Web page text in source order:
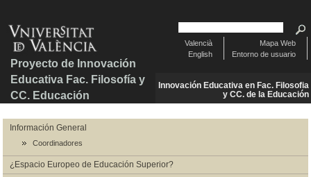
Proyecto de Innovación
Educativa Fac. Filosofía y
CC. Educación
Mapa Web
Entorno de usuario
Valencià
English
Innovación Educativa en Fac. Filosofia
y CC. de la Educación
Información General
Coordinadores
¿Espacio Europeo de Educación Superior?